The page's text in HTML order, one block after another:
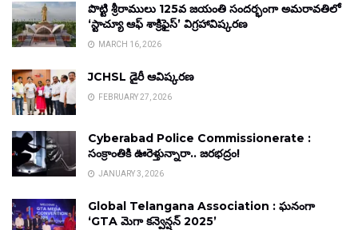
పొట్టి శ్రీరాములు 125వ జయంతి సందర్భంగా అమరావతిలో
‘స్టాచ్యూ ఆఫ్ శాక్రిఫైస్’ విగ్రహావిష్కరణ
MARCH 16, 2026
JCHSL డైరీ ఆవిష్కరణ
FEBRUARY 27, 2026
Cyberabad Police Commissionerate :
సంక్రాంతికి ఊరెళ్తున్నారా.. జరభద్రం!
JANUARY 3, 2026
Global Telangana Association : ఘనంగా
‘GTA మెగా కన్వెన్షన్ 2025’